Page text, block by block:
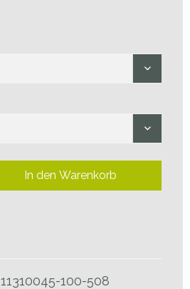
In den Warenkorb
11310045-100-508